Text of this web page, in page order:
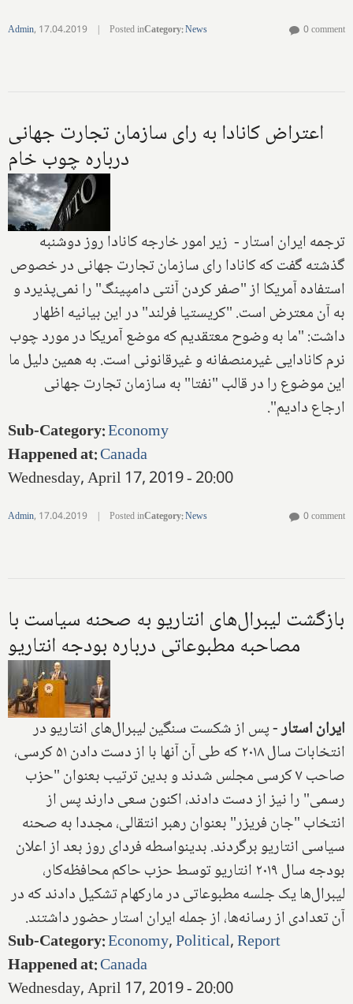
Admin, 17.04.2019 | Posted inCategory:News 0 comment
اعتراض کانادا به رای سازمان تجارت جهانی
درباره چوب خام
ترجمه ایران استار - زیر امور خارجه کانادا روز دوشنبه
گذشته گفت که کانادا رای سازمان تجارت جهانی در خصوص
استفاده آمریکا از "صفر کردن آنتی دامپینگ" را نمی‌پذیرد و
به آن معترض است. "کریستیا فرلند" در این بیانیه اظهار
داشت: "ما به وضوح معتقدیم که موضع آمریکا در مورد چوب
نرم کانادایی غیرمنصفانه و غیرقانونی است. به همین دلیل ما
این موضوع را در قالب "نفتا" به سازمان تجارت جهانی
ارجاع دادیم".
Sub-Category:Economy
Happened at:Canada
Wednesday, April 17, 2019 - 20:00
Admin, 17.04.2019 | Posted inCategory:News 0 comment
بازگشت لیبرال‌های انتاریو به صحنه سیاست با
مصاحبه مطبوعاتی درباره بودجه انتاریو
ایران استار-پس از شکست سنگین لیبرال‌های انتاریو در
انتخابات سال ۲۰۱۸ که طی آن آنها با از دست دادن ۵۱ کرسی،
صاحب ۷ کرسی مجلس شدند و بدین ترتیب بعنوان "حزب
رسمی" را نیز از دست دادند، اکنون سعی دارند پس از
انتخاب "جان فریزر" بعنوان رهبر انتقالی، مجددا به صحنه
سیاسی انتاریو برگردند. بدینواسطه فردای روز بعد از اعلان
بودجه سال ۲۰۱۹ انتاریو توسط حزب حاکم محافظه‌کار،
لیبرال‌ها یک جلسه مطبوعاتی در مارکهام تشکیل دادند که در
آن تعدادی از رسانه‌ها، از جمله ایران استار حضور داشتند.
Sub-Category:Economy,Political,Report
Happened at:Canada
Wednesday, April 17, 2019 - 20:00